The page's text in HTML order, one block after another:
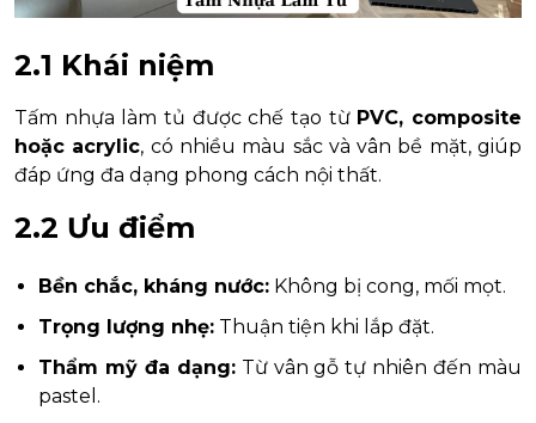
2.1 Khái niệm
Tấm nhựa làm tủ được chế tạo từ PVC, composite
hoặc acrylic, có nhiều màu sắc và vân bề mặt, giúp
đáp ứng đa dạng phong cách nội thất.
2.2 Ưu điểm
Bền chắc, kháng nước: Không bị cong, mối mọt.
Trọng lượng nhẹ: Thuận tiện khi lắp đặt.
Thẩm mỹ đa dạng:Từ vân gỗ tự nhiên đến màu
pastel.